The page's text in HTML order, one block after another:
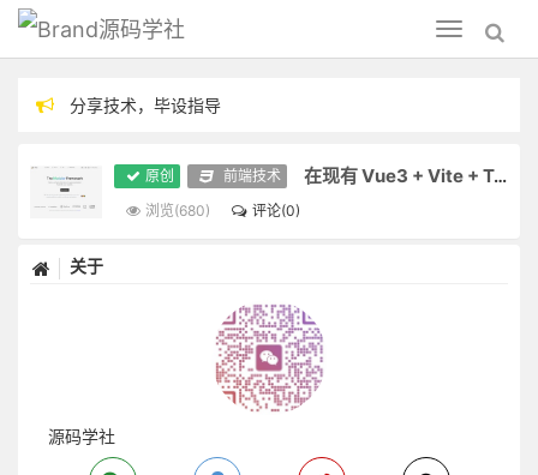
Toggle
navigation
源码学社
分享技术，毕设指导
原创 前端技术 在现有 Vue3 + Vite + TypeScript 项目中使用 Vike 实现静态预渲染（SSG）
浏览(680) 评论(0)
关于
源码学社